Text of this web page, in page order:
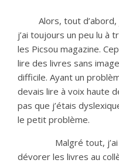
Alors, tout d’abord,
j’ai toujours un peu lu à
les Picsou magazine.
lire des livres sans
difficile. Ayant un
devais lire à voix haute
pas que j’étais
le petit problème.
Malgré tout, j’ai
dévorer les livres au